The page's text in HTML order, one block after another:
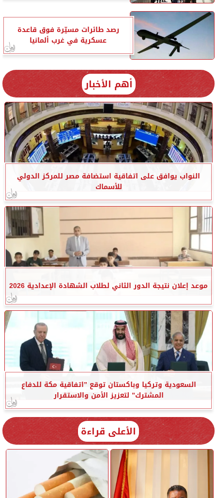
رصد طائرات مسيّرة فوق قاعدة
عسكرية في غرب ألمانيا
أهم الأخبار
النواب يوافق على اتفاقية استضافة مصر للمركز الدولي
للأسماك
موعد إعلان نتيجة الدور الثاني لطلاب الشهادة الإعدادية 2026
السعودية وتركيا وباكستان توقع ”اتفاقية مكة للدفاع
المشترك” لتعزيز الأمن والاستقرار
الأعلى قراءة